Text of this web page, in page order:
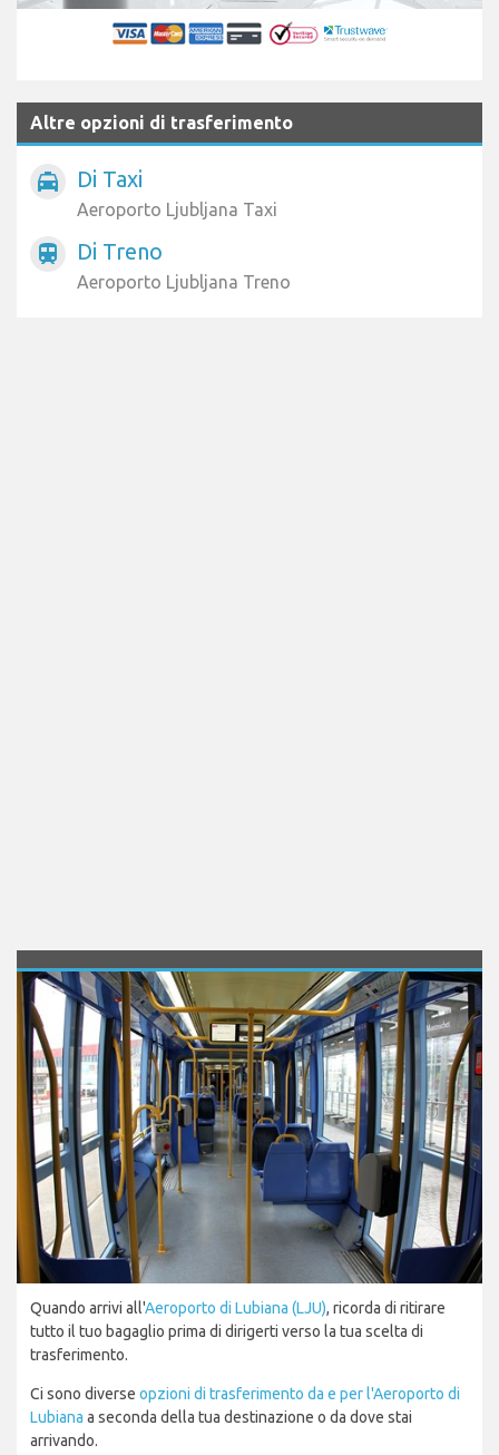
Altre opzioni di trasferimento
local_taxi Di Taxi
Aeroporto Ljubljana Taxi
train Di Treno
Aeroporto Ljubljana Treno
Quando arrivi all'Aeroporto di Lubiana (LJU), ricorda di ritirare
tutto il tuo bagaglio prima di dirigerti verso la tua scelta di
trasferimento.
Ci sono diverse opzioni di trasferimento da e per l'Aeroporto di
Lubiana a seconda della tua destinazione o da dove stai
arrivando.